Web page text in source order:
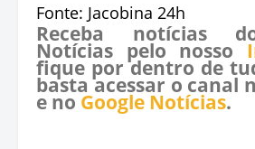
Fonte: Jacobina 24h
Receba notícias
Notícias pelo nosso
fique por dentro de
basta acessar o canal
e no Google Notícias.